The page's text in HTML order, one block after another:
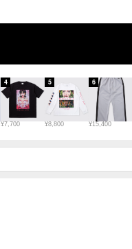
¥7,700
4
¥8,800
5
¥15,400
6